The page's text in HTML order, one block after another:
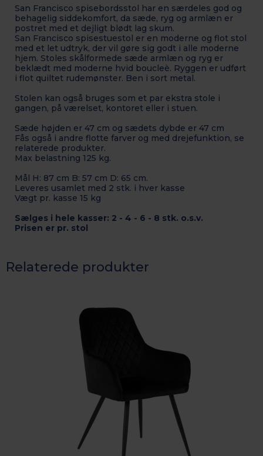
San Francisco spisebordsstol har en særdeles god og
behagelig siddekomfort, da sæde, ryg og armlæn er
postret med et dejligt blødt lag skum.
San Francisco spisestuestol er en moderne og flot stol
med et let udtryk, der vil gøre sig godt i alle moderne
hjem. Stoles skålformede sæde armlæn og ryg er
beklædt med moderne hvid boucleè. Ryggen er udført
i flot quiltet rudemønster. Ben i sort metal.
Stolen kan også bruges som et par ekstra stole i
gangen, på værelset, kontoret eller i stuen.
Sæde højden er 47 cm og sædets dybde er 47 cm
Fås også i andre flotte farver og med drejefunktion, se
relaterede produkter.
Max belastning 125 kg.
Mål H: 87 cm B: 57 cm D: 65 cm.
Leveres usamlet med 2 stk. i hver kasse
Vægt pr. kasse 15 kg
Sælges i hele kasser: 2 - 4 - 6 - 8 stk. o.s.v.
Prisen er pr. stol
Relaterede produkter